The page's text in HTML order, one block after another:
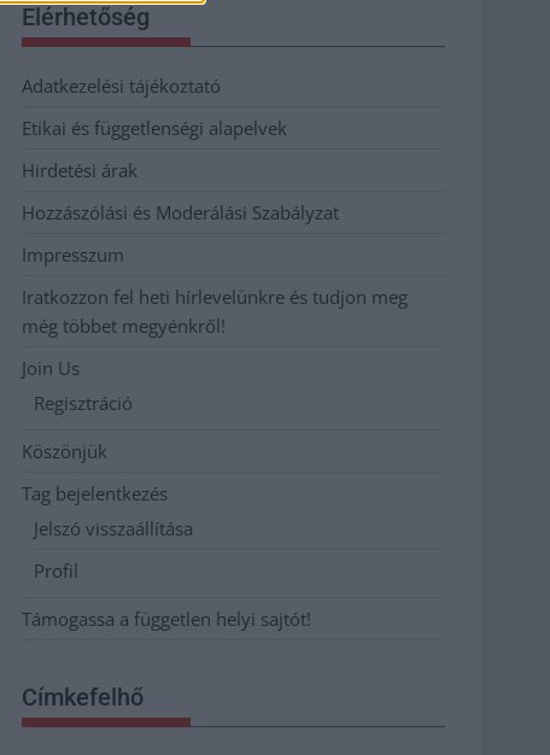
Elérhetőség
Adatkezelési tájékoztató
Etikai és függetlenségi alapelvek
Hirdetési árak
Hozzászólási és Moderálási Szabályzat
Impresszum
Iratkozzon fel heti hírlevelünkre és tudjon meg
még többet megyénkről!
Join Us
Regisztráció
Köszönjük
Tag bejelentkezés
Jelszó visszaállítása
Profil
Támogassa a független helyi sajtót!
Címkefelhő